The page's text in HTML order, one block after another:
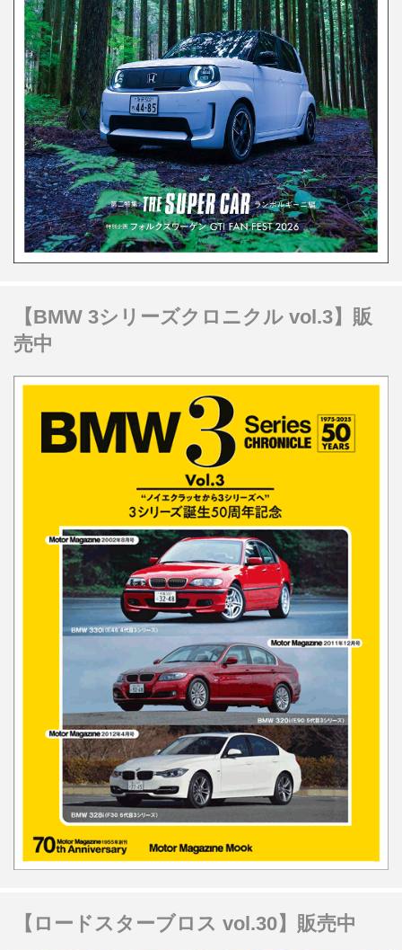
【BMW 3シリーズクロニクル vol.3】販
売中
【ロードスターブロス vol.30】販売中